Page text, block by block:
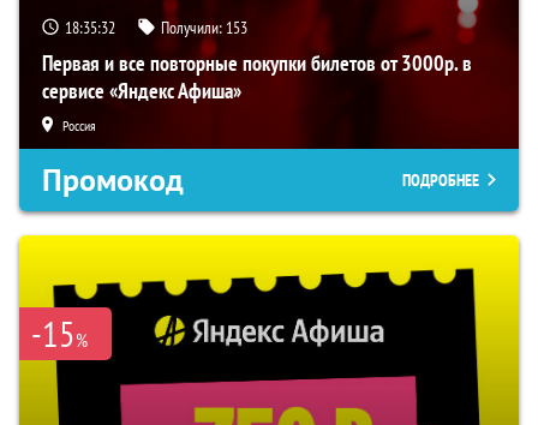
18:35:32 Получили: 153
Первая и все повторные покупки билетов от 3000р. в
сервисе «Яндекс Афиша»
Россия
Промокод ПОДРОБНЕЕ
-15%